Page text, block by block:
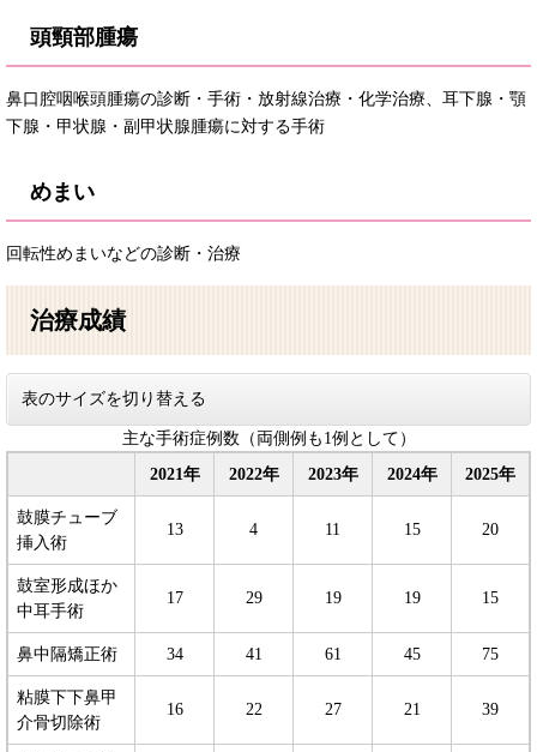
頭頸部腫瘍
鼻口腔咽喉頭腫瘍の診断・手術・放射線治療・化学治療、耳下腺・顎
下腺・甲状腺・副甲状腺腫瘍に対する手術
めまい
回転性めまいなどの診断・治療
治療成績
表のサイズを切り替える
主な手術症例数（両側例も1例として）
2021年
2022年 2023年 2024年 2025年
鼓膜チューブ
挿入術
13 4 11 15 20
鼓室形成ほか
中耳手術
17 29 19 19 15
鼻中隔矯正術 34 41 61 45 75
粘膜下下鼻甲
介骨切除術
16 22 27 21 39